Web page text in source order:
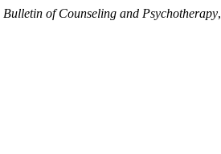
Bulletin of Counseling and Psychotherapy,